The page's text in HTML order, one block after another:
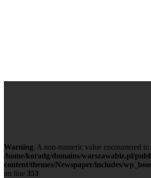
Warning: A non-numeric value encountered in
/home/koradg/domains/warszawabiz.pl/
content/themes/Newspaper/includes/
on line 353